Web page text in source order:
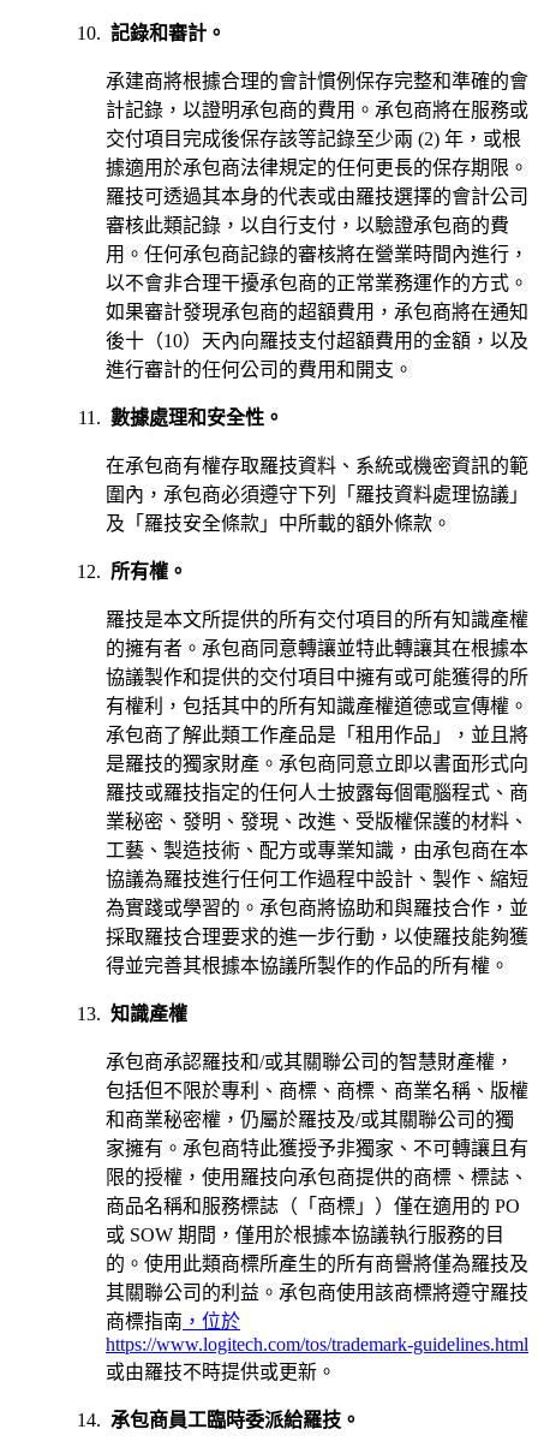
記錄和審計。
承建商將根據合理的會計慣例保存完整和準確的會
計記錄，以證明承包商的費用。承包商將在服務或
交付項目完成後保存該等記錄至少兩 (2) 年，或根
據適用於承包商法律規定的任何更長的保存期限。
羅技可透過其本身的代表或由羅技選擇的會計公司
審核此類記錄，以自行支付，以驗證承包商的費
用。任何承包商記錄的審核將在營業時間內進行，
以不會非合理干擾承包商的正常業務運作的方式。
如果審計發現承包商的超額費用，承包商將在通知
後十（10）天內向羅技支付超額費用的金額，以及
進行審計的任何公司的費用和開支。
數據處理和安全性。
在承包商有權存取羅技資料、系統或機密資訊的範
圍內，承包商必須遵守下列「羅技資料處理協議」
及「羅技安全條款」中所載的額外條款。
所有權。
羅技是本文所提供的所有交付項目的所有知識產權
的擁有者。承包商同意轉讓並特此轉讓其在根據本
協議製作和提供的交付項目中擁有或可能獲得的所
有權利，包括其中的所有知識產權道德或宣傳權。
承包商了解此類工作產品是「租用作品」，並且將
是羅技的獨家財產。承包商同意立即以書面形式向
羅技或羅技指定的任何人士披露每個電腦程式、商
業秘密、發明、發現、改進、受版權保護的材料、
工藝、製造技術、配方或專業知識，由承包商在本
協議為羅技進行任何工作過程中設計、製作、縮短
為實踐或學習的。承包商將協助和與羅技合作，並
採取羅技合理要求的進一步行動，以使羅技能夠獲
得並完善其根據本協議所製作的作品的所有權。
知識產權
承包商承認羅技和/或其關聯公司的智慧財產權，
包括但不限於專利、商標、商標、商業名稱、版權
和商業秘密權，仍屬於羅技及/或其關聯公司的獨
家擁有。承包商特此獲授予非獨家、不可轉讓且有
限的授權，使用羅技向承包商提供的商標、標誌、
商品名稱和服務標誌（「商標」）僅在適用的 PO
或 SOW 期間，僅用於根據本協議執行服務的目
的。使用此類商標所產生的所有商譽將僅為羅技及
其關聯公司的利益。承包商使用該商標將遵守羅技
商標指南 ，位於
https://www.logitech.com/tos/trademark-guidelines.html
或由羅技不時提供或更新。
承包商員工臨時委派給羅技。